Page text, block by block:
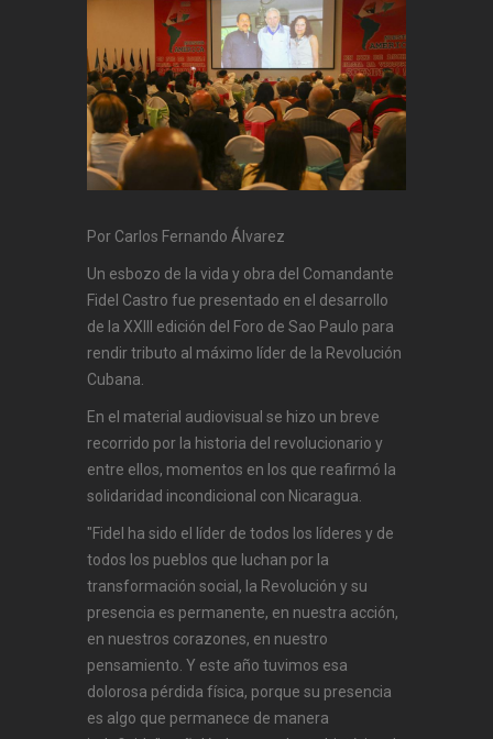
Por Carlos Fernando Álvarez
Un esbozo de la vida y obra del Comandante
Fidel Castro fue presentado en el desarrollo
de la XXIII edición del Foro de Sao Paulo para
rendir tributo al máximo líder de la Revolución
Cubana.
En el material audiovisual se hizo un breve
recorrido por la historia del revolucionario y
entre ellos, momentos en los que reafirmó la
solidaridad incondicional con Nicaragua.
"Fidel ha sido el líder de todos los líderes y de
todos los pueblos que luchan por la
transformación social, la Revolución y su
presencia es permanente, en nuestra acción,
en nuestros corazones, en nuestro
pensamiento. Y este año tuvimos esa
dolorosa pérdida física, porque su presencia
es algo que permanece de manera